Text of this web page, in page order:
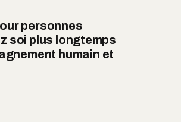
personnes
soi plus longtemps
humain et